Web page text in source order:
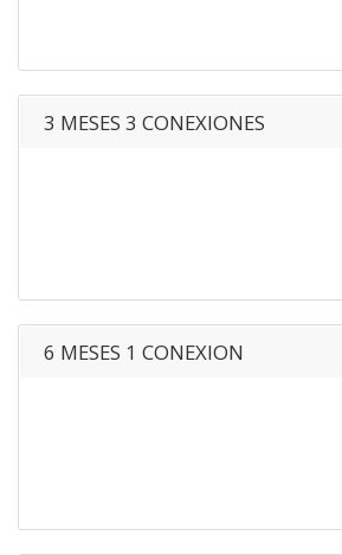
3 MESES 3 CONEXIONES
6 MESES 1 CONEXION